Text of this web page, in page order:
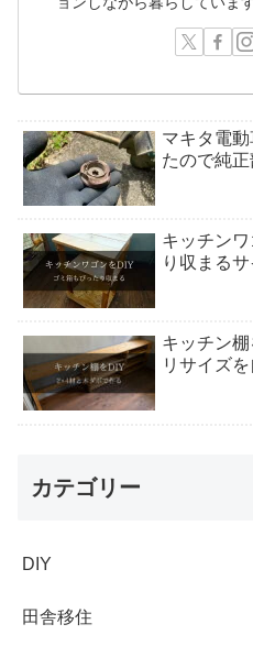
マキタ電
たので純
キッチン
り収まる
キッチン
リサイズを
カテゴリー
DIY
田舎移住